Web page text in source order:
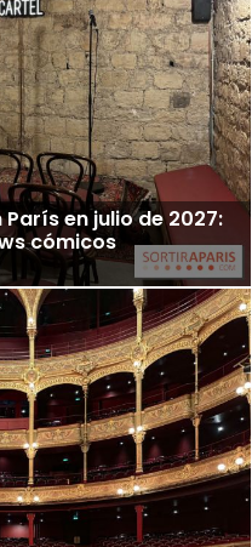
en julio de 2027:
cómicos